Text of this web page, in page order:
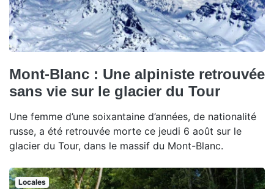
Mont-Blanc : Une alpiniste retrouvée
sans vie sur le glacier du Tour
Une femme d’une soixantaine d’années, de nationalité
russe, a été retrouvée morte ce jeudi 6 août sur le
glacier du Tour, dans le massif du Mont-Blanc.
Locales